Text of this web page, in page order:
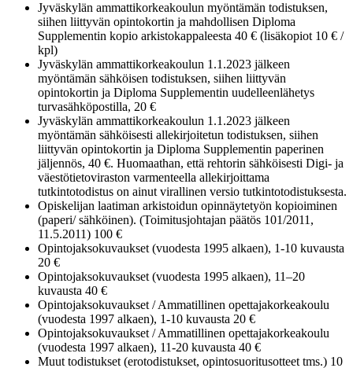
Jyväskylän ammattikorkeakoulun myöntämän todistuksen,
siihen liittyvän opintokortin ja mahdollisen Diploma
Supplementin kopio arkistokappaleesta 40 € (lisäkopiot 10 € /
kpl)
Jyväskylän ammattikorkeakoulun 1.1.2023 jälkeen
myöntämän sähköisen todistuksen, siihen liittyvän
opintokortin ja Diploma Supplementin uudelleenlähetys
turvasähköpostilla, 20 €
Jyväskylän ammattikorkeakoulun 1.1.2023 jälkeen
myöntämän sähköisesti allekirjoitetun todistuksen, siihen
liittyvän opintokortin ja Diploma Supplementin paperinen
jäljennös, 40 €. Huomaathan, että rehtorin sähköisesti Digi- ja
väestötietoviraston varmenteella allekirjoittama
tutkintotodistus on ainut virallinen versio tutkintotodistuksesta.
Opiskelijan laatiman arkistoidun opinnäytetyön kopioiminen
(paperi/ sähköinen). (Toimitusjohtajan päätös 101/2011,
11.5.2011) 100 €
Opintojaksokuvaukset (vuodesta 1995 alkaen), 1-10 kuvausta
20 €
Opintojaksokuvaukset (vuodesta 1995 alkaen), 11–20
kuvausta 40 €
Opintojaksokuvaukset / Ammatillinen opettajakorkeakoulu
(vuodesta 1997 alkaen), 1-10 kuvausta 20 €
Opintojaksokuvaukset / Ammatillinen opettajakorkeakoulu
(vuodesta 1997 alkaen), 11-20 kuvausta 40 €
Muut todistukset (erotodistukset, opintosuoritusotteet tms.) 10